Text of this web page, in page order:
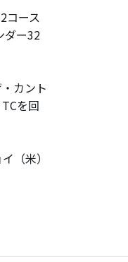
コース
ダー32
カント
を回
（米）